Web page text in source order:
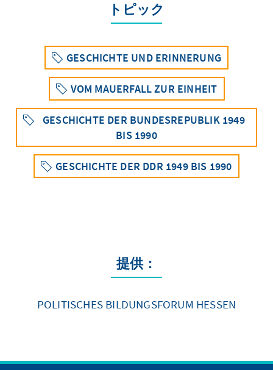
トピック
GESCHICHTE UND ERINNERUNG
VOM MAUERFALL ZUR EINHEIT
GESCHICHTE DER BUNDESREPUBLIK 1949
BIS 1990
GESCHICHTE DER DDR 1949 BIS 1990
提供：
POLITISCHES BILDUNGSFORUM HESSEN